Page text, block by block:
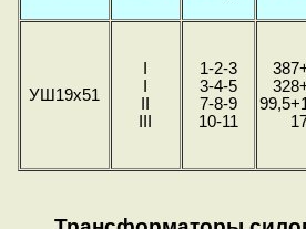
УШ19х51
1-2-3
3-4-5
7-8-9
10-11